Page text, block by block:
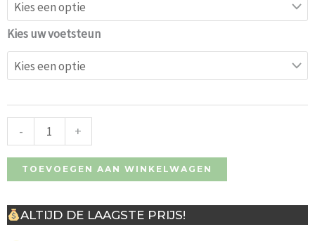
Kies uw voetsteun
-
aantal
+
TOEVOEGEN AAN WINKELWAGEN
ALTIJD DE LAAGSTE PRIJS!